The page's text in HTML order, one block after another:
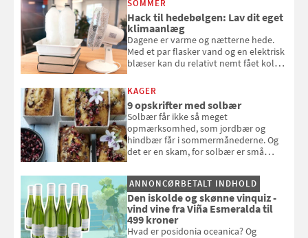
komme hjem til døde planter
SOMMER
Hack til hedebølgen: Lav dit eget
klimaanlæg
Dagene er varme og nætterne hede.
Med et par flasker vand og en elektrisk
blæser kan du relativt nemt fået koldt
og se, hvordan du gør
KAGER
9 opskrifter med solbær
Solbær får ikke så meget
opmærksomhed, som jordbær og
hindbær får i sommermånederne. Og
det er en skam, for solbær er små
syre og dybde til dine desserter.
Samvirke har samlet 9 gode opskrifter
med det oversete sommerbær
ANNONCØRBETALT INDHOLD
Den iskolde og skønne vinquiz -
vind vine fra Viña Esmeralda til
499 kroner
Hvad er posidonia oceanica? Og